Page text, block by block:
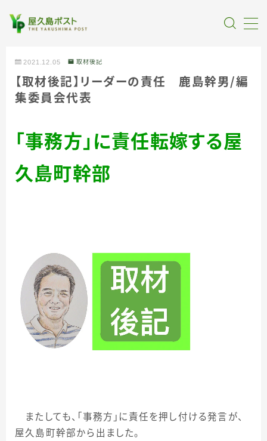
全記事カテゴリー
2021.12.05 取材後記
【取材後記】リーダーの責任 鹿島幹男／編
集委員会代表
「事務方」に責任転嫁する屋
久島町幹部
またしても、「事務方」に責任を押し付ける発言が、
屋久島町幹部から出ました。